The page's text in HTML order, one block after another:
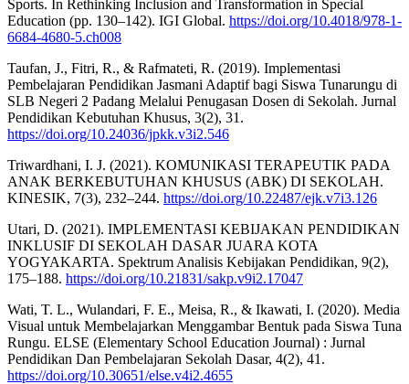
Sports. In Rethinking Inclusion and Transformation in Special
Education (pp. 130–142). IGI Global. https://doi.org/10.4018/978-1-
6684-4680-5.ch008
Taufan, J., Fitri, R., & Rafmateti, R. (2019). Implementasi
Pembelajaran Pendidikan Jasmani Adaptif bagi Siswa Tunarungu di
SLB Negeri 2 Padang Melalui Penugasan Dosen di Sekolah. Jurnal
Pendidikan Kebutuhan Khusus, 3(2), 31.
https://doi.org/10.24036/jpkk.v3i2.546
Triwardhani, I. J. (2021). KOMUNIKASI TERAPEUTIK PADA
ANAK BERKEBUTUHAN KHUSUS (ABK) DI SEKOLAH.
KINESIK, 7(3), 232–244. https://doi.org/10.22487/ejk.v7i3.126
Utari, D. (2021). IMPLEMENTASI KEBIJAKAN PENDIDIKAN
INKLUSIF DI SEKOLAH DASAR JUARA KOTA
YOGYAKARTA. Spektrum Analisis Kebijakan Pendidikan, 9(2),
175–188. https://doi.org/10.21831/sakp.v9i2.17047
Wati, T. L., Wulandari, F. E., Meisa, R., & Ikawati, I. (2020). Media
Visual untuk Membelajarkan Menggambar Bentuk pada Siswa Tuna
Rungu. ELSE (Elementary School Education Journal) : Jurnal
Pendidikan Dan Pembelajaran Sekolah Dasar, 4(2), 41.
https://doi.org/10.30651/else.v4i2.4655